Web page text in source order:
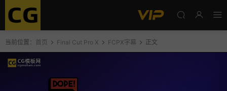
当前位置： 首页 Final Cut Pro X FCPX字幕 正文